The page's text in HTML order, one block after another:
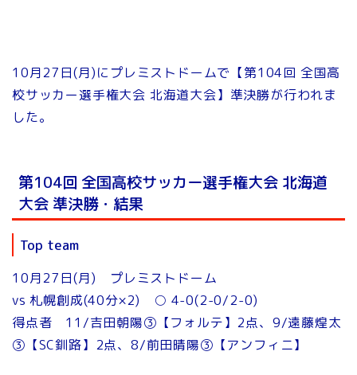
10月27日(月)にプレミストドームで【第104回 全国高
校サッカー選手権大会 北海道大会】準決勝が行われま
した。
第104回 全国高校サッカー選手権大会 北海道
大会 準決勝・結果
Top team
10月27日(月) プレミストドーム
vs 札幌創成(40分×2) ○ 4-0(2-0/2-0)
得点者 11/吉田朝陽③【フォルテ】2点、9/遠藤煌太
③【SC釧路】2点、8/前田晴陽③【アンフィニ】